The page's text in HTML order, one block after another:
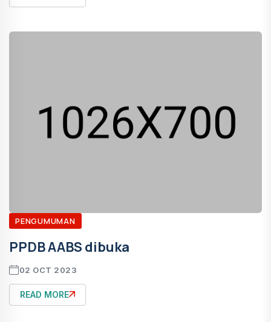
PENGUMUMAN
PPDB AABS dibuka
02 OCT 2023
READ MORE